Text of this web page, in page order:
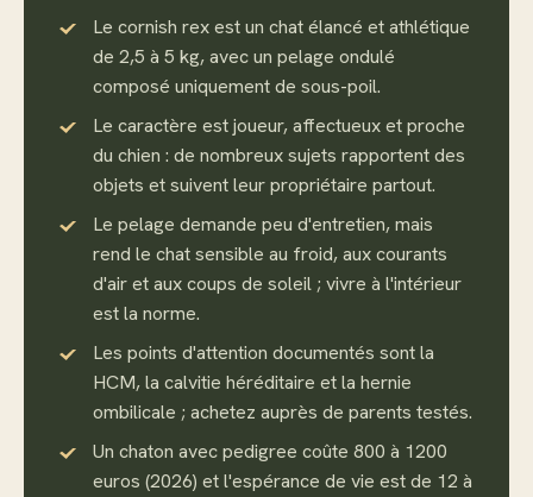
Le cornish rex est un chat élancé et athlétique
de 2,5 à 5 kg, avec un pelage ondulé
composé uniquement de sous-poil.
Le caractère est joueur, affectueux et proche
du chien : de nombreux sujets rapportent des
objets et suivent leur propriétaire partout.
Le pelage demande peu d'entretien, mais
rend le chat sensible au froid, aux courants
d'air et aux coups de soleil ; vivre à l'intérieur
est la norme.
Les points d'attention documentés sont la
HCM, la calvitie héréditaire et la hernie
ombilicale ; achetez auprès de parents testés.
Un chaton avec pedigree coûte 800 à 1200
euros (2026) et l'espérance de vie est de 12 à